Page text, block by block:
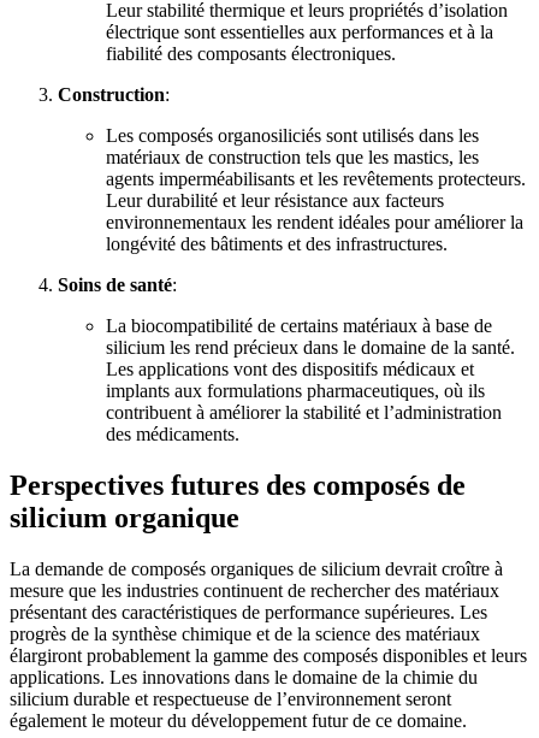
Leur stabilité thermique et leurs propriétés d’isolation
électrique sont essentielles aux performances et à la
fiabilité des composants électroniques.
Construction:
Les composés organosiliciés sont utilisés dans les
matériaux de construction tels que les mastics, les
agents imperméabilisants et les revêtements protecteurs.
Leur durabilité et leur résistance aux facteurs
environnementaux les rendent idéales pour améliorer la
longévité des bâtiments et des infrastructures.
Soins de santé:
La biocompatibilité de certains matériaux à base de
silicium les rend précieux dans le domaine de la santé.
Les applications vont des dispositifs médicaux et
implants aux formulations pharmaceutiques, où ils
contribuent à améliorer la stabilité et l’administration
des médicaments.
Perspectives futures des composés de
silicium organique
La demande de composés organiques de silicium devrait croître à
mesure que les industries continuent de rechercher des matériaux
présentant des caractéristiques de performance supérieures. Les
progrès de la synthèse chimique et de la science des matériaux
élargiront probablement la gamme des composés disponibles et leurs
applications. Les innovations dans le domaine de la chimie du
silicium durable et respectueuse de l’environnement seront
également le moteur du développement futur de ce domaine.